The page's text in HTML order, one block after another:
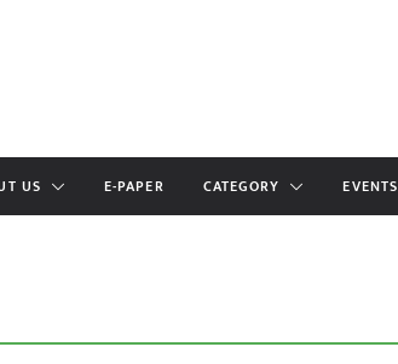
US E-PAPER CATEGORY EVENTS